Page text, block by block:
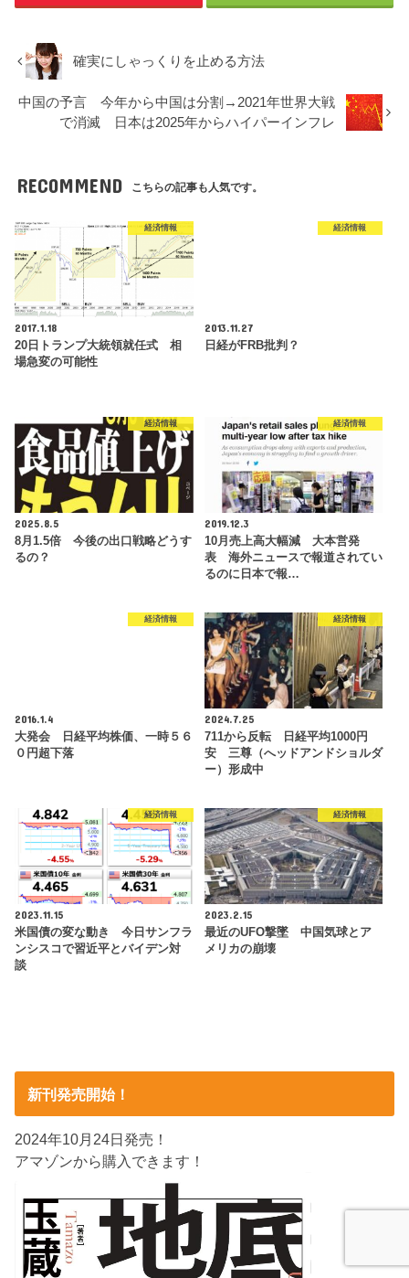
確実にしゃっくりを止める方法
中国の予言 今年から中国は分割→2021年世界大戦
で消滅 日本は2025年からハイパーインフレ
RECOMMEND こちらの記事も人気です。
経済情報
2017.1.18
20日トランプ大統領就任式 相
場急変の可能性
経済情報
2013.11.27
日経がFRB批判？
経済情報
2025.8.5
8月1.5倍 今後の出口戦略どうす
るの？
経済情報
2019.12.3
10月売上高大幅減 大本営発
表 海外ニュースで報道されてい
るのに日本で報…
経済情報
2016.1.4
大発会 日経平均株価、一時５６
０円超下落
経済情報
2024.7.25
711から反転 日経平均1000円
安 三尊（へッドアンドショルダ
ー）形成中
経済情報
2023.11.15
米国債の変な動き 今日サンフラ
ンシスコで習近平とバイデン対
談
経済情報
2023.2.15
最近のUFO撃墜 中国気球とア
メリカの崩壊
新刊発売開始！
2024年10月24日発売！
アマゾンから購入できます！